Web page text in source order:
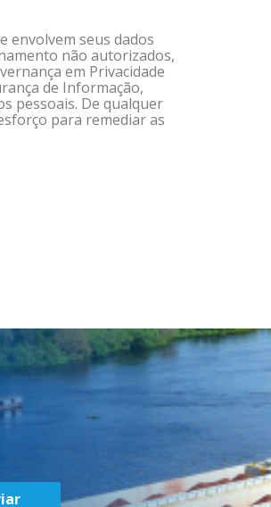
envolvem seus dados
não autorizados,
em Privacidade
de Informação,
pessoais. De qualquer
para remediar as